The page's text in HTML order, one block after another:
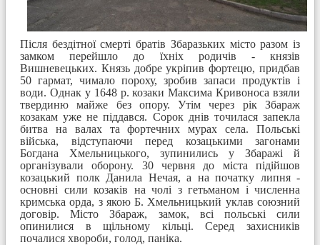
Після бездітної смерті братів Збаразьких місто разом із
замком перейшло до їхніх родичів - князів
Вишневецьких. Князь добре укріпив фортецю, придбав
50 гармат, чимало пороху, зробив запаси продуктів і
води. Однак у 1648 р. козаки Максима Кривоноса взяли
твердиню майже без опору. Утім через рік Збараж
козакам уже не піддався. Сорок днів точилася запекла
битва на валах та фортечних мурах села. Польські
війська, відступаючи перед козацькими загонами
Богдана Хмельницького, зупинились у Збаражі й
організували оборону. 30 червня до міста підійшов
козацький полк Данила Нечая, а на початку липня -
основні сили козаків на чолі з гетьманом і численна
кримська орда, з якою Б. Хмельницький уклав союзний
договір. Місто Збараж, замок, всі польські сили
опинилися в щільному кільці. Серед захисників
почалися хвороби, голод, паніка.